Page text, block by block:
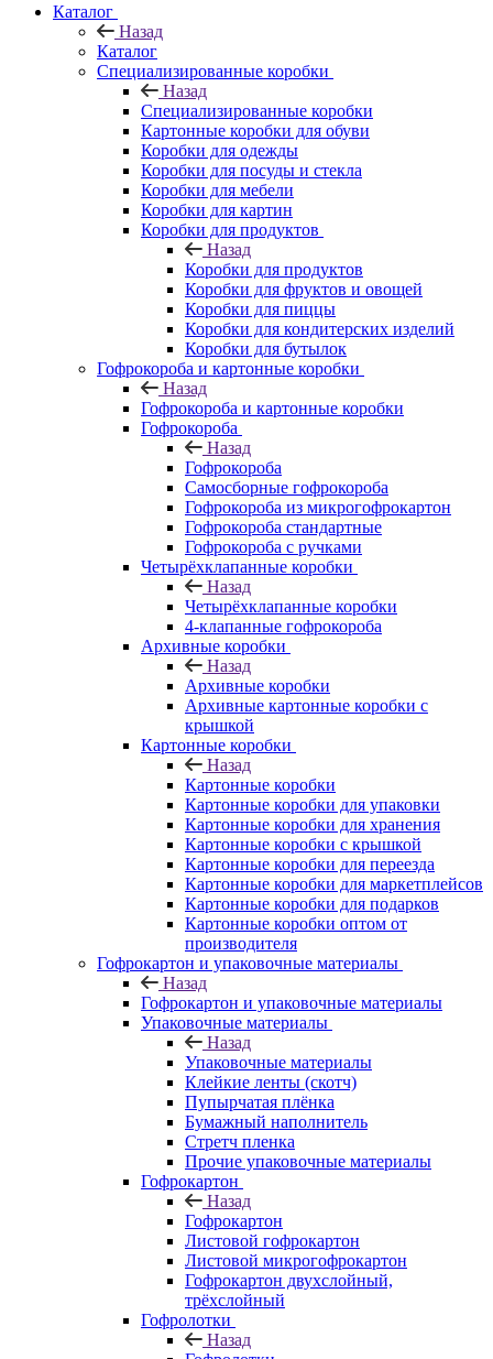
Каталог
Назад
Каталог
Специализированные коробки
Назад
Специализированные коробки
Картонные коробки для обуви
Коробки для одежды
Коробки для посуды и стекла
Коробки для мебели
Коробки для картин
Коробки для продуктов
Назад
Коробки для продуктов
Коробки для фруктов и овощей
Коробки для пиццы
Коробки для кондитерских изделий
Коробки для бутылок
Гофрокороба и картонные коробки
Назад
Гофрокороба и картонные коробки
Гофрокороба
Назад
Гофрокороба
Самосборные гофрокороба
Гофрокороба из микрогофрокартон
Гофрокороба стандартные
Гофрокороба с ручками
Четырёхклапанные коробки
Назад
Четырёхклапанные коробки
4-клапанные гофрокороба
Архивные коробки
Назад
Архивные коробки
Архивные картонные коробки с
крышкой
Картонные коробки
Назад
Картонные коробки
Картонные коробки для упаковки
Картонные коробки для хранения
Картонные коробки с крышкой
Картонные коробки для переезда
Картонные коробки для маркетплейсов
Картонные коробки для подарков
Картонные коробки оптом от
производителя
Гофрокартон и упаковочные материалы
Назад
Гофрокартон и упаковочные материалы
Упаковочные материалы
Назад
Упаковочные материалы
Клейкие ленты (скотч)
Пупырчатая плёнка
Бумажный наполнитель
Стретч пленка
Прочие упаковочные материалы
Гофрокартон
Назад
Гофрокартон
Листовой гофрокартон
Листовой микрогофрокартон
Гофрокартон двухслойный,
трёхслойный
Гофролотки
Назад